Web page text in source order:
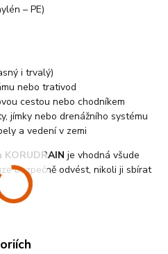
– PE)
i trvalý)
nebo trativod
cestou nebo chodníkem
jímky nebo drenážního systému
a vedení v zemi
je vhodná všude
bezpečně odvést, nikoli ji sbírat